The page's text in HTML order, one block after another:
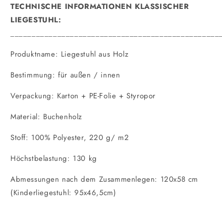
TECHNISCHE INFORMATIONEN KLASSISCHER
LIEGESTUHL:
Produktname: Liegestuhl aus Holz
Bestimmung: für außen / innen
Verpackung: Karton + PE-Folie + Styropor
Material: Buchenholz
Stoff: 100% Polyester, 220 g/ m2
Höchstbelastung: 130 kg
Abmessungen nach dem Zusammenlegen: 120x58 cm
(Kinderliegestuhl: 95x46,5cm)